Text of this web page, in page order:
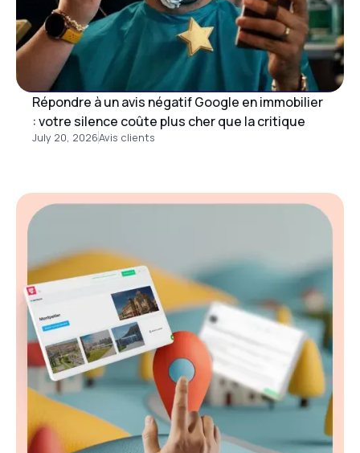
Répondre à un avis négatif Google en immobilier
: votre silence coûte plus cher que la critique
July 20, 2026Avis clients